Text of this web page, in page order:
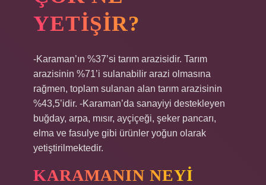
YETIŞIR?
-Karaman’ın %37’si tarım arazisidir. Tarım
arazisinin %71’i sulanabilir arazi olmasına
rağmen, toplam sulanan alan tarım arazisinin
%43,5’idir. -Karaman’da sanayiyi destekleyen
buğday, arpa, mısır, ayçiçeği, şeker pancarı,
elma ve fasulye gibi ürünler yoğun olarak
yetiştirilmektedir.
KARAMANIN NEYI